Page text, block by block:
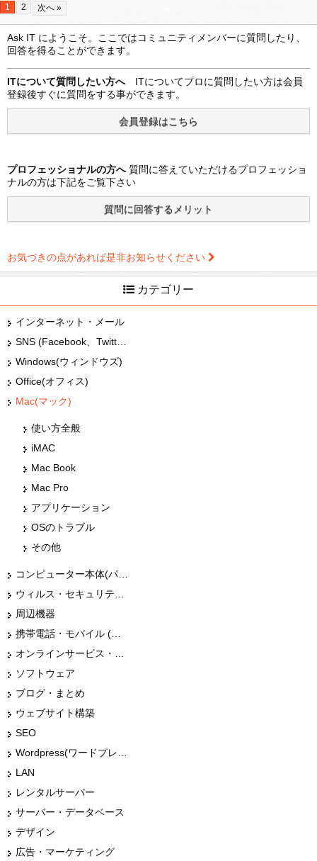
1 2 次へ »
Ask IT にようこそ。ここではコミュニティメンバーに質問したり、
回答を得ることができます。
ITについて質問したい方へITについてプロに質問したい方は会員
登録後すぐに質問をする事ができます。
プロフェッショナルの方へ質問に答えていただけるプロフェッショ
ナルの方は下記をご覧下さい
お気づきの点があれば是非お知らせください
カテゴリー
インターネット・メール
Windows(ウィンドウズ)
Office(オフィス)
Mac(マック)
使い方全般
iMAC
Mac Book
Mac Pro
アプリケーション
OSのトラブル
その他
周辺機器
ソフトウェア
ブログ・まとめ
ウェブサイト構築
SEO
LAN
レンタルサーバー
サーバー・データベース
デザイン
広告・マーケティング